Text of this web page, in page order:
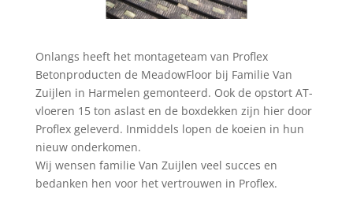
Onlangs heeft het montageteam van Proflex
Betonproducten de MeadowFloor bij Familie Van
Zuijlen in Harmelen gemonteerd. Ook de opstort AT-
vloeren 15 ton aslast en de boxdekken zijn hier door
Proflex geleverd. Inmiddels lopen de koeien in hun
nieuw onderkomen.
Wij wensen familie Van Zuijlen veel succes en
bedanken hen voor het vertrouwen in Proflex.